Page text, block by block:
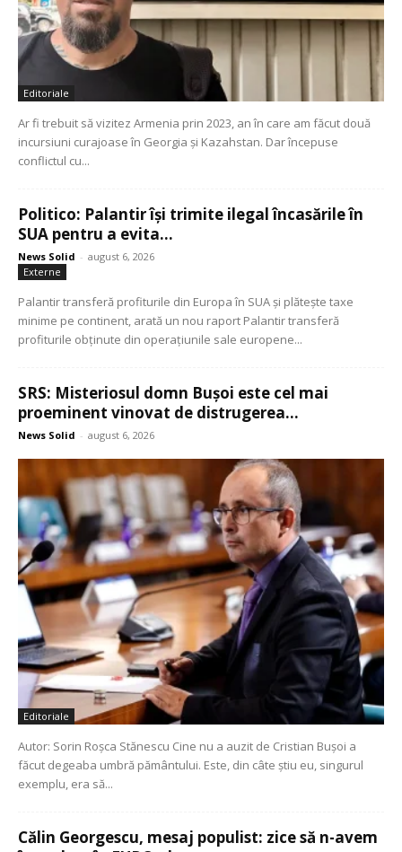
Editoriale
Ar fi trebuit să vizitez Armenia prin 2023, an în care am făcut două
incursiuni curajoase în Georgia și Kazahstan. Dar începuse
conflictul cu...
Politico: Palantir își trimite ilegal încasările în
SUA pentru a evita...
News Solid - august 6, 2026
Externe
Palantir transferă profiturile din Europa în SUA și plătește taxe
minime pe continent, arată un nou raport Palantir transferă
profiturile obținute din operațiunile sale europene...
SRS: Misteriosul domn Bușoi este cel mai
proeminent vinovat de distrugerea...
News Solid - august 6, 2026
Editoriale
Autor: Sorin Roșca Stănescu Cine nu a auzit de Cristian Bușoi a
făcut degeaba umbră pământului. Este, din câte știu eu, singurul
exemplu, era să...
Călin Georgescu, mesaj populist: zice să n-avem